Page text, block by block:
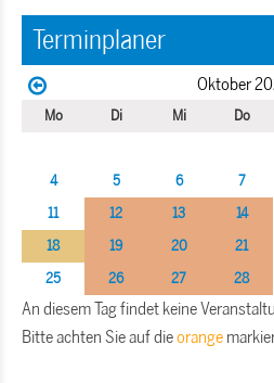
Terminplaner
Oktober
Mo Di Mi Do
4
5 6 7
11
12 13 14
18
19 20 21
25
26 27 28
An diesem Tag findet keine
Bitte achten Sie auf dieorange